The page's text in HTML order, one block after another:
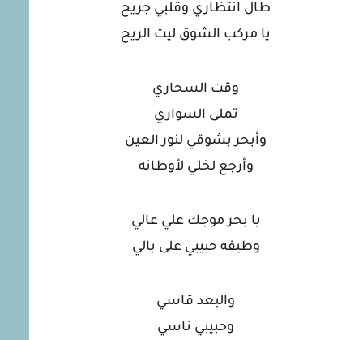
طال انتظاري وقلبي جريح
يا مركب الشوق ليت الريح
وقت السحاري
تملى السواري
وأبحر بشوقي لنور العين
وأرجع لخلي لأوطانه
يا بحر موجك علي عالي
وطيفه حبيبي على بالي
والبعد قاسي
وحبيبي ناسي